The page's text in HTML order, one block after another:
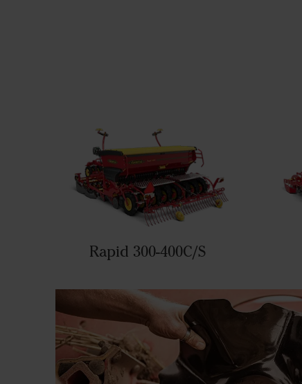
Rapid 300-400C/S